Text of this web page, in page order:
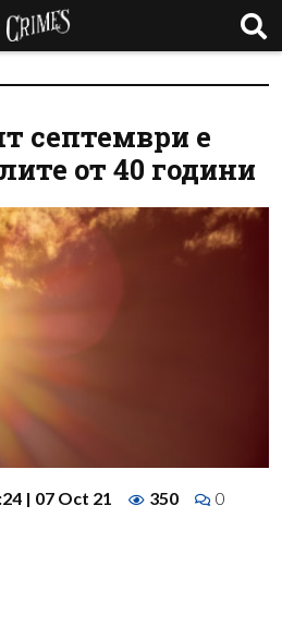
септември е
от 40 години
| 07 Oct 21 350 0